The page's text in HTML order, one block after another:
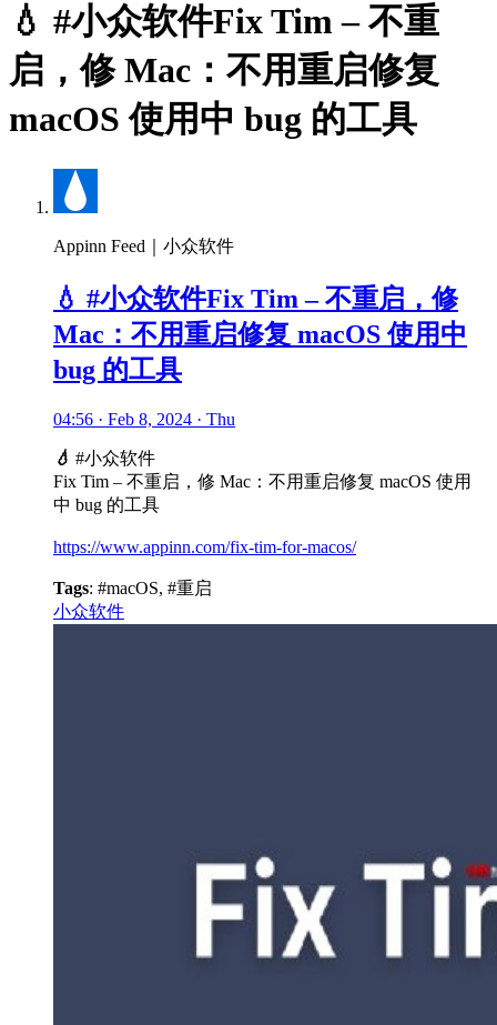
💧 #小众软件Fix Tim – 不重
启，修 Mac：不用重启修复
macOS 使用中 bug 的工具
Appinn Feed｜小众软件
💧 #小众软件Fix Tim – 不重启，修
Mac：不用重启修复 macOS 使用中
bug 的工具
04:56 · Feb 8, 2024 · Thu
💧 #小众软件
Fix Tim – 不重启，修 Mac：不用重启修复 macOS 使用
中 bug 的工具
https://www.appinn.com/fix-tim-for-macos/
Tags: #macOS, #重启
小众软件